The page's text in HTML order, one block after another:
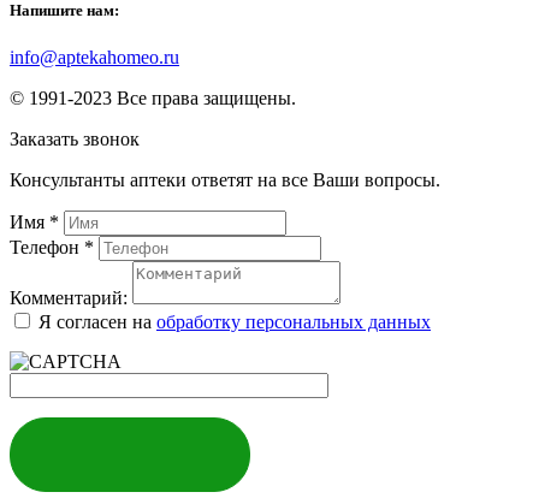
Напишите нам:
info@aptekahomeo.ru
© 1991-2023 Все права защищены.
Заказать звонок
Консультанты аптеки ответят на все Ваши вопросы.
Имя *
Телефон *
Комментарий:
Я согласен на обработку персональных данных